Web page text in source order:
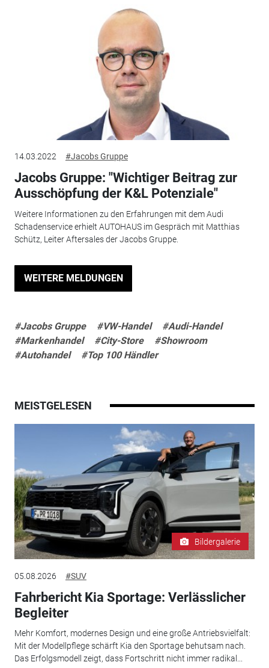
14.03.2022 #Jacobs Gruppe
Jacobs Gruppe: "Wichtiger Beitrag zur
Ausschöpfung der K&L Potenziale"
Weitere Informationen zu den Erfahrungen mit dem Audi
Schadenservice erhielt AUTOHAUS im Gespräch mit Matthias
Schütz, Leiter Aftersales der Jacobs Gruppe.
WEITERE MELDUNGEN
#Jacobs Gruppe #VW-Handel
#Audi-Handel
#Markenhandel
#City-Store
#Showroom
#Autohandel
#Top 100 Händler
MEISTGELESEN
Bildergalerie
05.08.2026 #SUV
Fahrbericht Kia Sportage: Verlässlicher
Begleiter
Mehr Komfort, modernes Design und eine große Antriebsvielfalt:
Mit der Modellpflege schärft Kia den Sportage behutsam nach.
Das Erfolgsmodell zeigt, dass Fortschritt nicht immer radikal...